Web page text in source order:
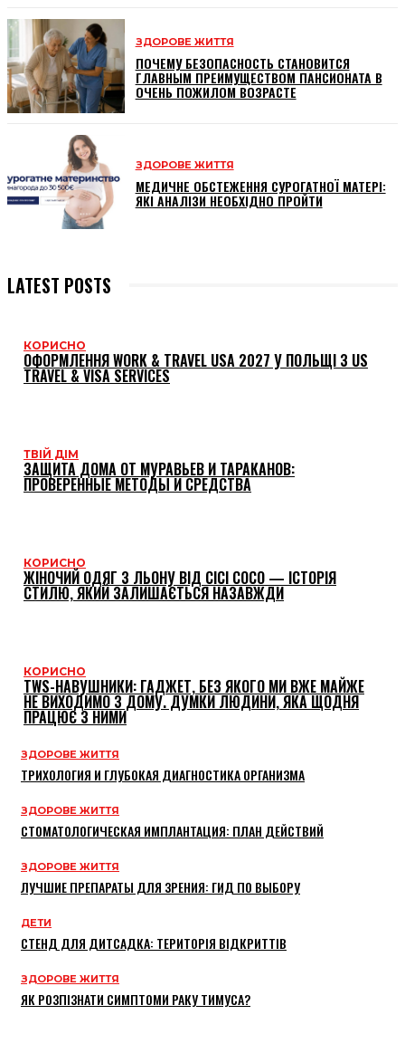
ЗДОРОВЕ ЖИТТЯ
ПОЧЕМУ БЕЗОПАСНОСТЬ СТАНОВИТСЯ
ГЛАВНЫМ ПРЕИМУЩЕСТВОМ ПАНСИОНАТА В
ОЧЕНЬ ПОЖИЛОМ ВОЗРАСТЕ
ЗДОРОВЕ ЖИТТЯ
МЕДИЧНЕ ОБСТЕЖЕННЯ СУРОГАТНОЇ МАТЕРІ:
ЯКІ АНАЛІЗИ НЕОБХІДНО ПРОЙТИ
LATEST POSTS
КОРИСНО
ОФОРМЛЕННЯ WORK & TRAVEL USA 2027 У ПОЛЬЩІ З US
TRAVEL & VISA SERVICES
ТВІЙ ДІМ
ЗАЩИТА ДОМА ОТ МУРАВЬЕВ И ТАРАКАНОВ:
ПРОВЕРЕННЫЕ МЕТОДЫ И СРЕДСТВА
КОРИСНО
ЖІНОЧИЙ ОДЯГ З ЛЬОНУ ВІД CICI COCO — ІСТОРІЯ
СТИЛЮ, ЯКИЙ ЗАЛИШАЄТЬСЯ НАЗАВЖДИ
КОРИСНО
TWS-НАВУШНИКИ: ГАДЖЕТ, БЕЗ ЯКОГО МИ ВЖЕ МАЙЖЕ
НЕ ВИХОДИМО З ДОМУ. ДУМКИ ЛЮДИНИ, ЯКА ЩОДНЯ
ПРАЦЮЄ З НИМИ
ЗДОРОВЕ ЖИТТЯ
ТРИХОЛОГИЯ И ГЛУБОКАЯ ДИАГНОСТИКА ОРГАНИЗМА
ЗДОРОВЕ ЖИТТЯ
СТОМАТОЛОГИЧЕСКАЯ ИМПЛАНТАЦИЯ: ПЛАН ДЕЙСТВИЙ
ЗДОРОВЕ ЖИТТЯ
ЛУЧШИЕ ПРЕПАРАТЫ ДЛЯ ЗРЕНИЯ: ГИД ПО ВЫБОРУ
ДЕТИ
СТЕНД ДЛЯ ДИТСАДКА: ТЕРИТОРІЯ ВІДКРИТТІВ
ЗДОРОВЕ ЖИТТЯ
ЯК РОЗПІЗНАТИ СИМПТОМИ РАКУ ТИМУСА?